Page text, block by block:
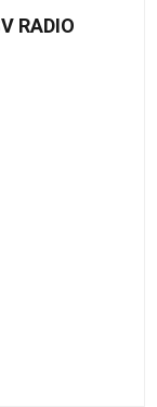
RADIO